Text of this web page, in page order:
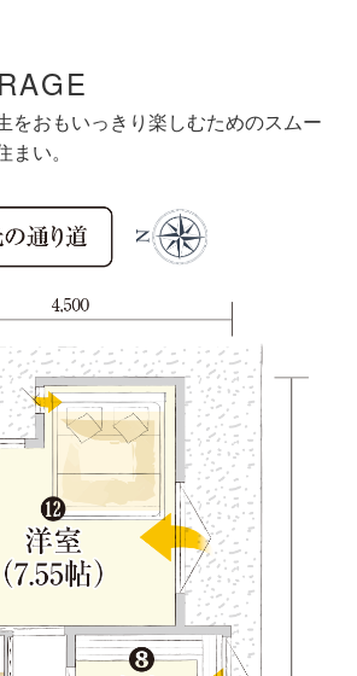
をおもいっきり楽しむためのスムー
い。